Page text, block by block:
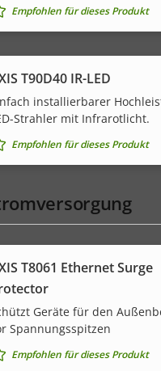
Empfohlen für dieses Produkt
T90D40 IR-LED
installierbarer
Strahler mit Infrarotlicht.
Empfohlen für dieses Produkt
T8061 Ethernet Surge
Geräte für den
Spannungsspitzen
Empfohlen für dieses Produkt